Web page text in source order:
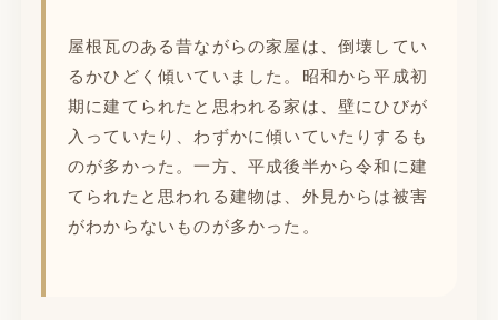
屋根瓦のある昔ながらの家屋は、倒壊してい
るかひどく傾いていました。昭和から平成初
期に建てられたと思われる家は、壁にひびが
入っていたり、わずかに傾いていたりするも
のが多かった。一方、平成後半から令和に建
てられたと思われる建物は、外見からは被害
がわからないものが多かった。